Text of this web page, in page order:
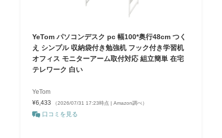
YeTom パソコンデスク pc 幅100*奥行48cm つく
え シンプル 収納袋付き勉強机 フック付き学習机
オフィス モニターアーム取付対応 組立簡単 在宅
テレワーク 白い
YeTom
¥6,433
（2026/07/31 17:23時点 | Amazon調べ）
口コミを見る